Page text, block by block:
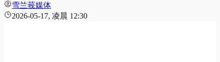
雪兰莪媒体
2026-05-17, 凌晨 12:30